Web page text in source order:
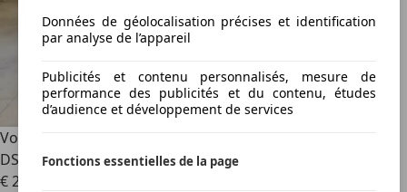
Volkswagen Tiguan
DSG6 1e main Origine FR Full options 2023
€ 26 990
Données de géolocalisation précises et identification
par analyse de l’appareil
Publicités et contenu personnalisés, mesure de
performance des publicités et du contenu, études
d’audience et développement de services
Fonctions essentielles de la page